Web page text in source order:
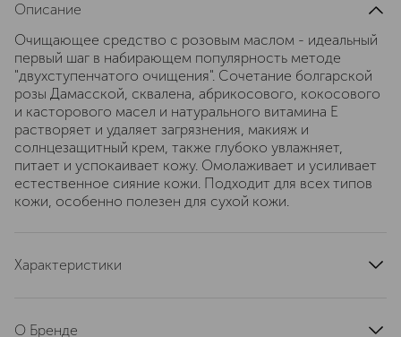
Описание
Очищающее средство с розовым маслом - идеальный
первый шаг в набирающем популярность методе
"двухступенчатого очищения". Сочетание болгарской
розы Дамасской, сквалена, абрикосового, кокосового
и касторового масел и натурального витамина Е
растворяет и удаляет загрязнения, макияж и
солнцезащитный крем, также глубоко увлажняет,
питает и успокаивает кожу. Омолаживает и усиливает
естественное сияние кожи. Подходит для всех типов
кожи, особенно полезен для сухой кожи.
Характеристики
О Бренде